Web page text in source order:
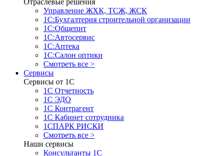
Отраслевые решения
Управление ЖХК, ТСЖ, ЖСК
1С:Бухгалтерия строительной организации
1С:Общепит
1С:Автосервис
1С:Аптека
1С:Салон оптики
Смотреть все >
Сервисы
Сервисы от 1С
1С Отчетность
1С ЭДО
1С Контрагент
1С Кабинет сотрудника
1СПАРК РИСКИ
Смотреть все >
Наши сервисы
Консультанты 1С